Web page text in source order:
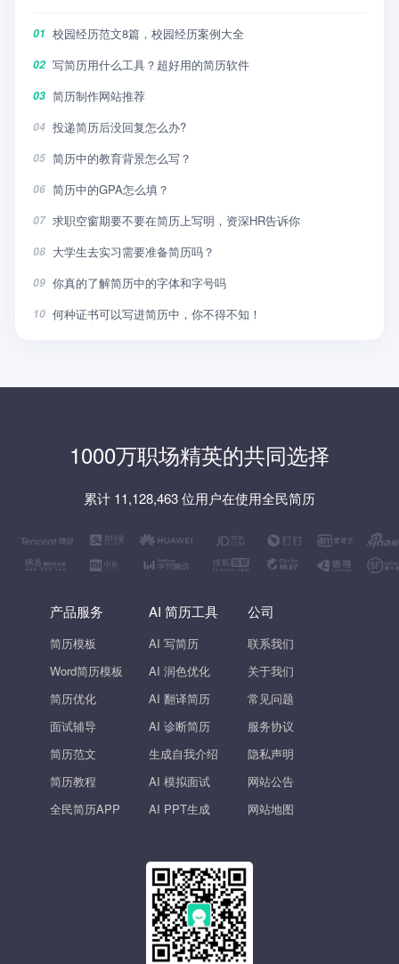
01 校园经历范文8篇，校园经历案例大全
02 写简历用什么工具？超好用的简历软件
03 简历制作网站推荐
04 投递简历后没回复怎么办?
05 简历中的教育背景怎么写？
06 简历中的GPA怎么填？
07 求职空窗期要不要在简历上写明，资深HR告诉你
08 大学生去实习需要准备简历吗？
09 你真的了解简历中的字体和字号吗
10 何种证书可以写进简历中，你不得不知！
1000万职场精英的共同选择
累计 11,128,463 位用户在使用全民简历
产品服务
简历模板
Word简历模板
简历优化
面试辅导
简历范文
简历教程
全民简历APP
AI 简历工具
AI 写简历
AI 润色优化
AI 翻译简历
AI 诊断简历
生成自我介绍
AI 模拟面试
AI PPT生成
公司
联系我们
关于我们
常见问题
服务协议
隐私声明
网站公告
网站地图